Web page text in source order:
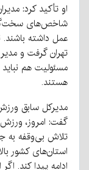
او تأکید کرد:
شاخص‌های
عمل داشته
تهران گرفت و
مسئولیت هم
هستند.
مدیرکل سابق
گفت: امروز، ورزش
تلاش بی‌وقفه به
استان‌های کشور
ادامه پیدا کند.